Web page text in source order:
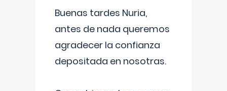
Buenas tardes Nuria,
antes de nada queremos
agradecer la confianza
depositada en nosotras.